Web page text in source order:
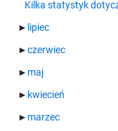
Kilka statystyk
► lipiec
►czerwiec
► maj
► kwiecień
► marzec